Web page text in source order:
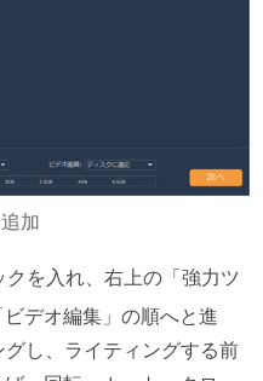
加
クを入れ、右上の「強力ツ
デオ編集」の順へと進
し、ライティングする前